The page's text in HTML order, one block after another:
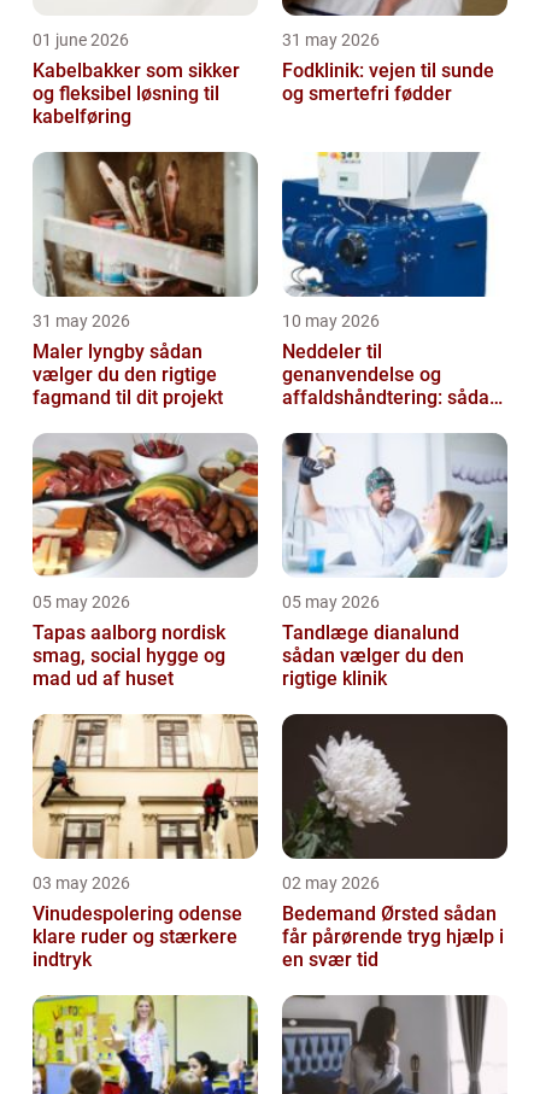
01 june 2026
Kabelbakker som sikker
og fleksibel løsning til
kabelføring
31 may 2026
Fodklinik: vejen til sunde
og smertefri fødder
31 may 2026
Maler lyngby sådan
vælger du den rigtige
fagmand til dit projekt
10 may 2026
Neddeler til
genanvendelse og
affaldshåndtering: sådan
05 may 2026
Tapas aalborg nordisk
smag, social hygge og
mad ud af huset
05 may 2026
Tandlæge dianalund
sådan vælger du den
rigtige klinik
03 may 2026
Vinudespolering odense
klare ruder og stærkere
indtryk
02 may 2026
Bedemand Ørsted sådan
får pårørende tryg hjælp i
en svær tid